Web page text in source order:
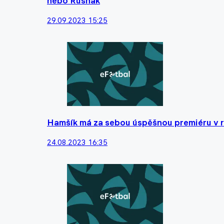
29.09.2023 15:25
Hamšík má za sebou úspěšnou premiéru
24.08.2023 16:35